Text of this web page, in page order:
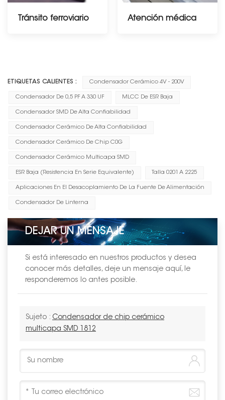
Tránsito ferroviario Atención médica
ETIQUETAS CALIENTES : Condensador Cerámico 4V - 200V
Condensador De 0,5 PF A 330 UF MLCC De ESR Baja
Condensador SMD De Alta Confiabilidad
Condensador Cerámico De Alta Confiabilidad
Condensador Cerámico De Chip C0G
Condensador Cerámico Multicapa SMD
ESR Baja (resistencia En Serie Equivalente) Talla 0201 A 2225
Aplicaciones En El Desacoplamiento De La Fuente De Alimentación
Condensador De Linterna
DEJAR UN MENSAJE
Si está interesado en nuestros productos y desea
conocer más detalles, deje un mensaje aquí, le
responderemos lo antes posible.
Sujeto : Condensador de chip cerámico
multicapa SMD 1812